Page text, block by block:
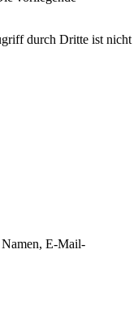
durch Dritte ist nicht
Namen, E-Mail-